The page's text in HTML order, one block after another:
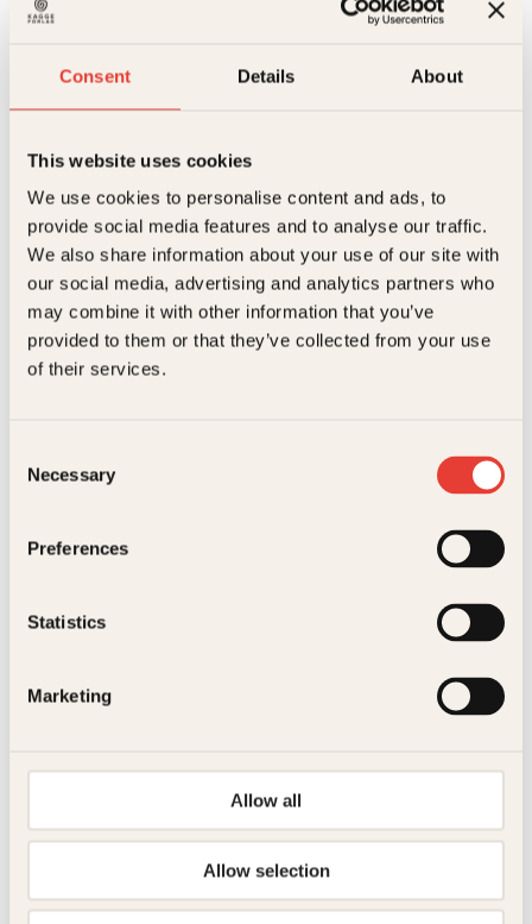
Consent Details About
This website uses cookies
We use cookies to personalise content and ads, to
provide social media features and to analyse our traffic.
We also share information about your use of our site with
our social media, advertising and analytics partners who
may combine it with other information that you’ve
provided to them or that they’ve collected from your use
of their services.
Selection
Necessary
Preferences
Statistics
Marketing
Allow all
Allow selection
Michael Katz Krefeld
Pakten
Innbundet 439krKjøp
Pocket229krKjøp